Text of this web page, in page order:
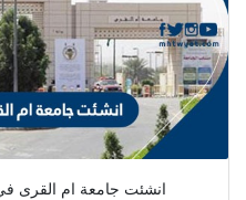
انشئت جامعة ام القرى